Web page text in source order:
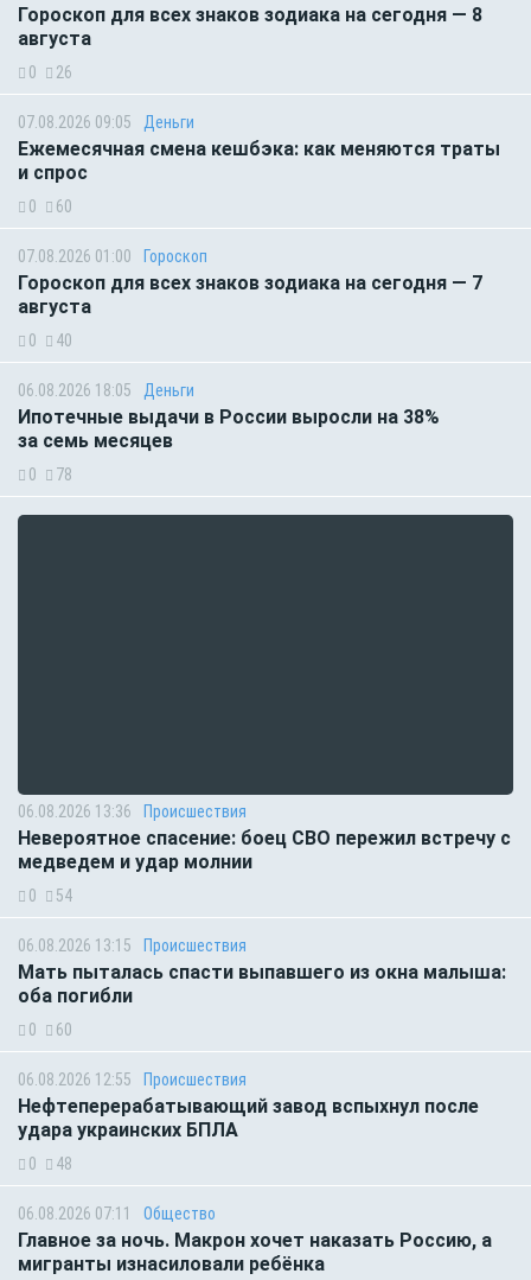
Гороскоп для всех знаков зодиака на сегодня — 8
августа
0 26
07.08.2026 09:05 Деньги
Ежемесячная смена кешбэка: как меняются траты
и спрос
0 60
07.08.2026 01:00 Гороскоп
Гороскоп для всех знаков зодиака на сегодня — 7
августа
0 40
06.08.2026 18:05 Деньги
Ипотечные выдачи в России выросли на 38%
за семь месяцев
0 78
06.08.2026 13:36 Происшествия
Невероятное спасение: боец СВО пережил встречу с
медведем и удар молнии
0 54
06.08.2026 13:15 Происшествия
Мать пыталась спасти выпавшего из окна малыша:
оба погибли
0 60
06.08.2026 12:55 Происшествия
Нефтеперерабатывающий завод вспыхнул после
удара украинских БПЛА
0 48
06.08.2026 07:11 Общество
Главное за ночь. Макрон хочет наказать Россию, а
мигранты изнасиловали ребёнка